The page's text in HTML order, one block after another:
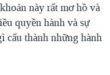
này rất mơ hồ và
quyền hành và sự
cấu thành những hành